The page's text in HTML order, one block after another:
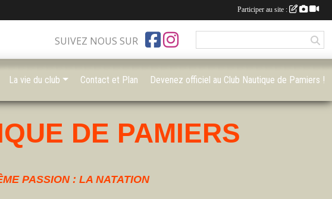
DE PAMIERS
PASSION : LA NATATION
SUIVEZ NOUS SUR
La vie du club Contact et Plan Devenez officiel au Club Nautique de Pamiers !
Participer au site :